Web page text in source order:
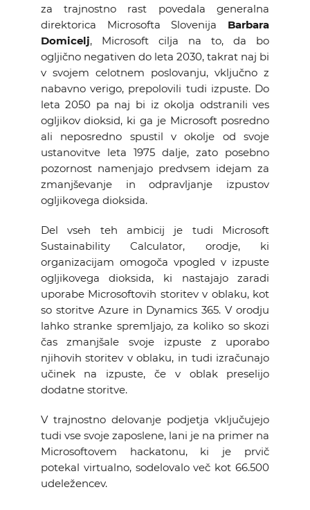
Želimo postati član
za trajnostno rast povedala generalna
direktorica Microsofta Slovenija Barbara
Domicelj, Microsoft cilja na to, da bo
ogljično negativen do leta 2030, takrat naj bi
v svojem celotnem poslovanju, vključno z
nabavno verigo, prepolovili tudi izpuste. Do
leta 2050 pa naj bi iz okolja odstranili ves
ogljikov dioksid, ki ga je Microsoft posredno
ali neposredno spustil v okolje od svoje
ustanovitve leta 1975 dalje, zato posebno
pozornost namenjajo predvsem idejam za
zmanjševanje in odpravljanje izpustov
ogljikovega dioksida.
Del vseh teh ambicij je tudi Microsoft
Sustainability Calculator, orodje, ki
organizacijam omogoča vpogled v izpuste
ogljikovega dioksida, ki nastajajo zaradi
uporabe Microsoftovih storitev v oblaku, kot
so storitve Azure in Dynamics 365. V orodju
lahko stranke spremljajo, za koliko so skozi
čas zmanjšale svoje izpuste z uporabo
njihovih storitev v oblaku, in tudi izračunajo
učinek na izpuste, če v oblak preselijo
dodatne storitve.
V trajnostno delovanje podjetja vključujejo
tudi vse svoje zaposlene, lani je na primer na
Microsoftovem hackatonu, ki je prvič
potekal virtualno, sodelovalo več kot 66.500
udeležencev.